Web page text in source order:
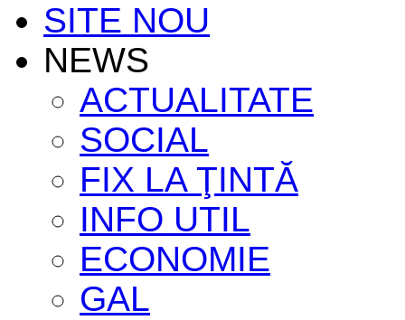
SITE NOU
NEWS
ACTUALITATE
SOCIAL
FIX LA ŢINTĂ
INFO UTIL
ECONOMIE
GAL